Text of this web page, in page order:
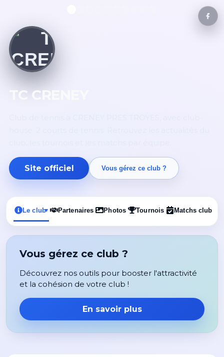
TC CRENEY
Site officiel Vous gérez ce club ?
Le club▾ Partenaires Photos Tournois Matchs club
Vous gérez ce club ?
Découvrez nos outils pour booster l'attractivité
et la cohésion de votre club !
En savoir plus